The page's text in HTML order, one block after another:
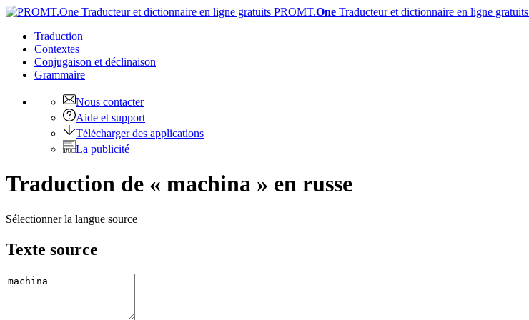
PROMT.One Traducteur et dictionnaire en ligne gratuits
Traduction
Contextes
Conjugaison et déclinaison
Grammaire
Nous contacter
Aide et support
Télécharger des applications
La publicité
Traduction de « machina » en russe
Sélectionner la langue source
Texte source